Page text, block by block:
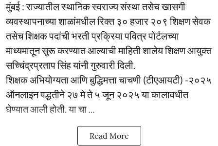
मुंबई : राज्यातील स्थानिक स्वराज्य संस्था तसेच खासगी
व्यवस्थापनाच्या शाळांमधील रिक्त ३० हजार २०९ शिक्षण सेवक
तसेच शिक्षक पदांची भरती प्रक्रिया पवित्र पोर्टलच्या
माध्यमातून सुरू करण्यात आल्याची माहिती शालेय शिक्षण आयुक्त
सच्चिंद्रप्रताप सिंह यांनी गुरुवारी दिली.
शिक्षक अभियोग्यता आणि बुद्धिमत्ता चाचणी (टीएआयटी) -२०२५
ऑनलाइन पद्धतीने २७ मे ते ५ जून २०२५ या कालावधीत
घेण्यात आली होती. या चा ...
Read More